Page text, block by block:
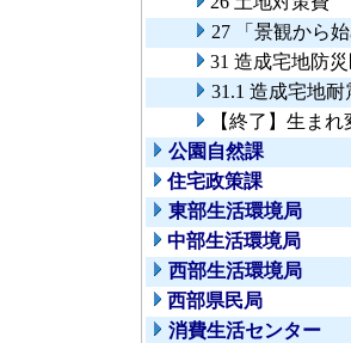
27 「景観から
31 造成宅地防
31.1 造成宅地
【終了】生ま
公園自然課
住宅政策課
東部生活環境局
中部生活環境局
西部生活環境局
西部県民局
消費生活センター